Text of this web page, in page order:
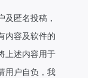
及匿名投稿，
内容及软件的
上述内容用于
用户自负，我